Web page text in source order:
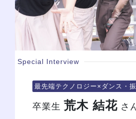
Special Interview
最先端テクノロジー×ダンス・
卒業生 荒木 結花 さ